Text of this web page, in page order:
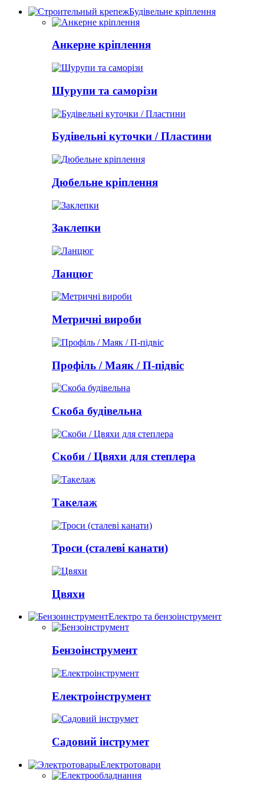
Будівельне кріплення
Анкерне кріплення
Шурупи та саморізи
Будівельні куточки / Пластини
Дюбельне кріплення
Заклепки
Ланцюг
Метричні вироби
Профіль / Маяк / П-підвіс
Скоба будівельна
Скоби / Цвяхи для степлера
Такелаж
Троси (сталеві канати)
Цвяхи
Електро та бензоінструмент
Бензоінструмент
Електроінструмент
Садовий інструмет
Електротовари